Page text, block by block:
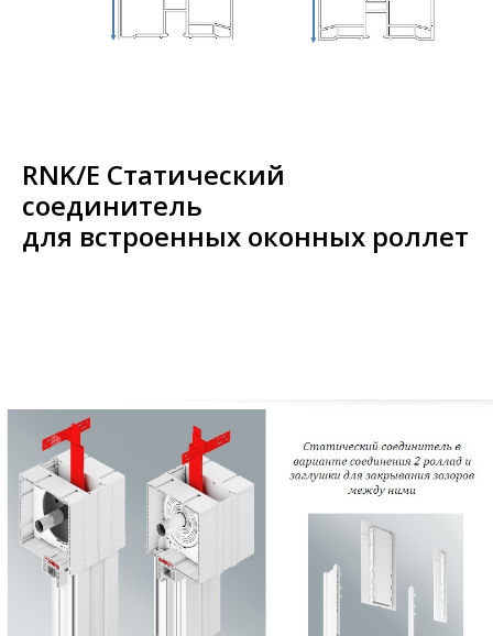
RNK/E Статический
соединитель
для встроенных оконных роллет